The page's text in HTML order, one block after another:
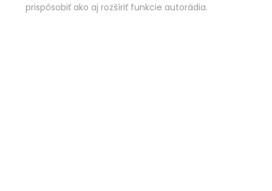
prispôsobiť ako aj rozšíriť funkcie autorádia.